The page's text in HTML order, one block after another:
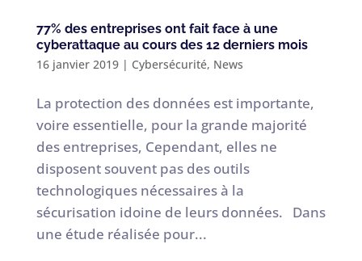
77% des entreprises ont fait face à une
cyberattaque au cours des 12 derniers mois
16 janvier 2019| Cybersécurité, News
La protection des données est importante,
voire essentielle, pour la grande majorité
des entreprises, Cependant, elles ne
disposent souvent pas des outils
technologiques nécessaires à la
sécurisation idoine de leurs données. Dans
une étude réalisée pour...